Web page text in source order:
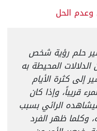
وعدم الحل
حلم رؤية شخص
المحيطة به
إلى كثرة الأيام
قريباً، وإذا كان
الرائي بسبب
وكلما ظهر الفرد